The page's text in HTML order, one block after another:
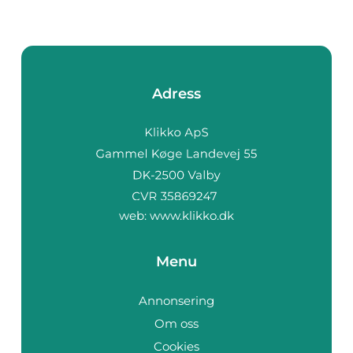
Adress
web: www.klikko.dk
Menu
Annonsering
Om oss
Cookies